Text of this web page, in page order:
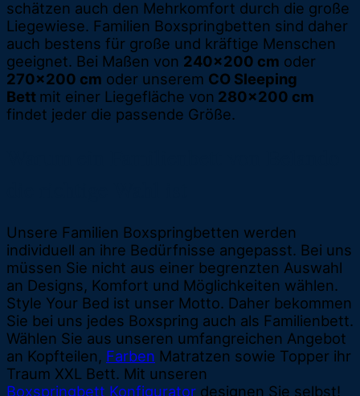
schätzen auch den Mehrkomfort durch die große
Liegewiese. Familien Boxspringbetten sind daher
auch bestens für große und kräftige Menschen
geeignet. Bei Maßen von 240x200 cm oder
270x200 cm oder unserem CO Sleeping
Bett mit einer Liegefläche von 280x200 cm
findet jeder die passende Größe.
Unsere Familien Boxspringbetten werden
individuell an ihre Bedürfnisse angepasst. Bei uns
müssen Sie nicht aus einer begrenzten Auswahl
an Designs, Komfort und Möglichkeiten wählen.
Style Your Bed ist unser Motto. Daher bekommen
Sie bei uns jedes Boxspring auch als Familienbett.
Wählen Sie aus unseren umfangreichen Angebot
an Kopfteilen, Farben Matratzen sowie Topper ihr
Traum XXL Bett. Mit unseren
Boxspringbett Konfigurator designen Sie selbst!